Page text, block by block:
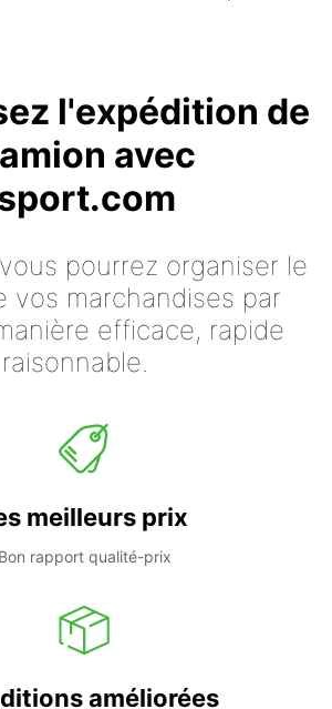
l'expédition de
avec
pourrez organiser le
vos marchandises par
efficace, rapide
meilleurs prix
Bon rapport qualité-prix
améliorées